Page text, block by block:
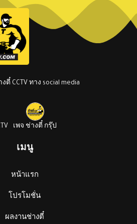
CCTV ทาง social media
เพจ ช่างตี๋ กรุ๊ป
เมนู
หน้าแรก
โปรโมชั่น
ผลงานช่างตี๋